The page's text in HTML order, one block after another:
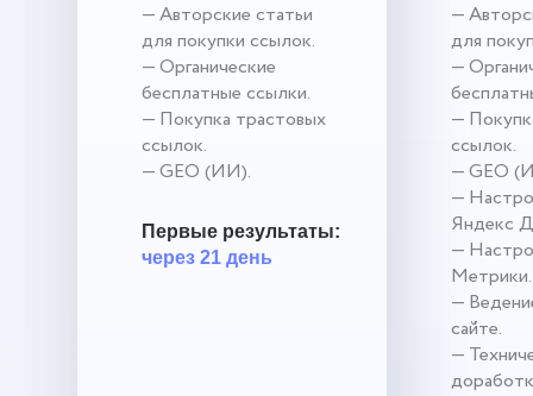
— Авторские статьи
для покупки ссылок.
— Органические
бесплатные ссылки.
— Покупка трастовых
ссылок.
— GEO (ИИ).
Первые результаты:
через 21 день
—
для
—
—
ссылок.
— GEO
—
Яндекс
—
Метрики.
—
сайте.
—